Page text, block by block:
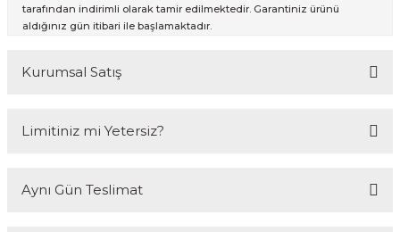
tarafından indirimli olarak tamir edilmektedir. Garantiniz ürünü
aldığınız gün itibari ile başlamaktadır.
Kurumsal Satış
online web sitesi olan www.fotofix.com.tr üzerinden hizmet
En uygun ve en hızlı çözüm için bizimle iletişime geçin.
Limitiniz mi Yetersiz?
Ödemelerinizi, iki farklı kredi kartını birleştirerek veya ödemenizin bir
Aynı Gün Teslimat